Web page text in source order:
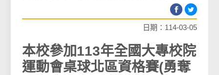
日期：114-03-05
本校參加113年全國大專校院
運動會桌球北區資格賽(勇奪